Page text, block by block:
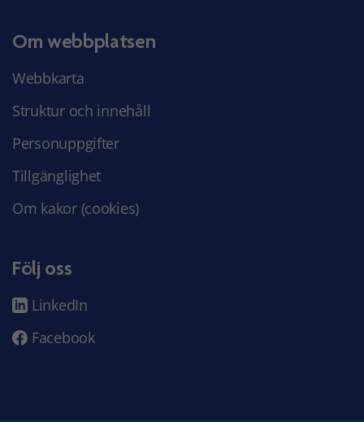
Om webbplatsen
Webbkarta
Struktur och innehåll
Personuppgifter
Tillgänglighet
Om kakor (cookies)
Följ oss
LinkedIn
Facebook